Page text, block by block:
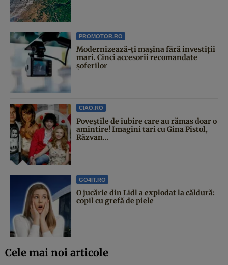
PROMOTOR.RO
Modernizează-ți mașina fără investiții
mari. Cinci accesorii recomandate
șoferilor
CIAO.RO
Poveştile de iubire care au rămas doar o
amintire! Imagini tari cu Gina Pistol,
Răzvan...
GO4IT.RO
O jucărie din Lidl a explodat la căldură:
copil cu grefă de piele
Cele mai noi articole